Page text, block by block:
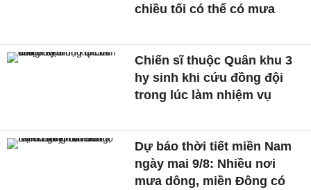
chiều tối có thể có mưa
Chiến sĩ thuộc Quân khu 3
hy sinh khi cứu đồng đội
trong lúc làm nhiệm vụ
Dự báo thời tiết miền Nam
ngày mai 9/8: Nhiều nơi
mưa dông, miền Đông có